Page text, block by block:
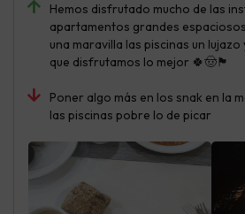
Hemos disfrutado mucho de las
apartamentos grandes
una maravilla las piscinas un
que disfrutamos lo mejor 🍀🤠🏴󠁧󠁢󠁳󠁣󠁴󠁿
Poner algo más en los snak en la
las piscinas pobre lo de picar